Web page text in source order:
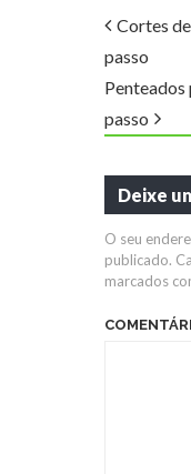
Cortes
passo
Penteados
passo
Deixe
O seu
publicado.
marcados